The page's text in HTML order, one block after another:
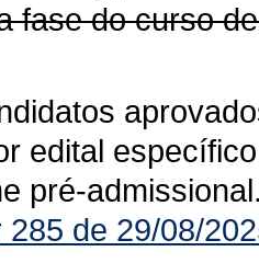
fase do curso
edital
pré-
285 de 29/08/